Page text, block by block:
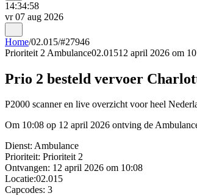
14:34:58
vr 07 aug 2026
Home/02.015/#27946
Prioriteit 2 Ambulance02.01512 april 2026 om
Prio 2 besteld vervoer
P2000 scanner en live overzicht voor heel
Om 10:08 op 12 april 2026 ontving de
Dienst: Ambulance
Prioriteit: Prioriteit 2
Ontvangen: 12 april 2026 om 10:08
Locatie:02.015
Capcodes: 3